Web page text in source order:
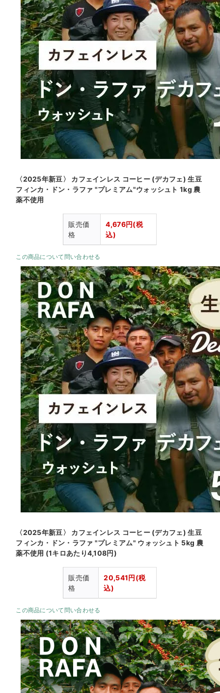
〈2025年新豆〉 カフェインレス コーヒー (デカフェ) 生豆
フィンカ・ドン・ラファ "プレミアム"ウォッシュト 1kg 農
薬不使用
販売価
格
4,676円(税
込)
この商品について問い合わせる
〈2025年新豆〉 カフェインレス コーヒー (デカフェ) 生豆
フィンカ・ドン・ラファ "プレミアム" ウォッシュト 5kg 農
薬不使用 (1キロあたり4,108円)
販売価
格
20,541円(税
込)
この商品について問い合わせる